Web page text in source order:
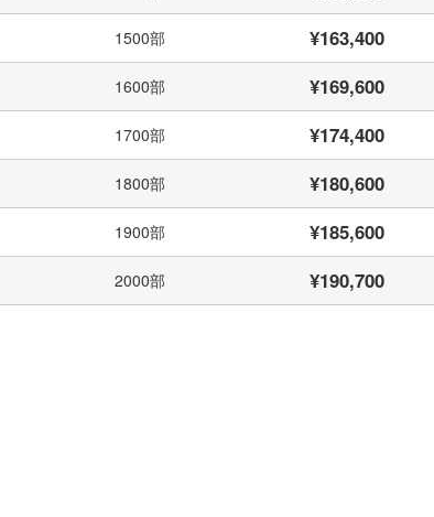
1500部 ¥163,400
1600部 ¥169,600
1700部 ¥174,400
1800部 ¥180,600
1900部 ¥185,600
2000部 ¥190,700